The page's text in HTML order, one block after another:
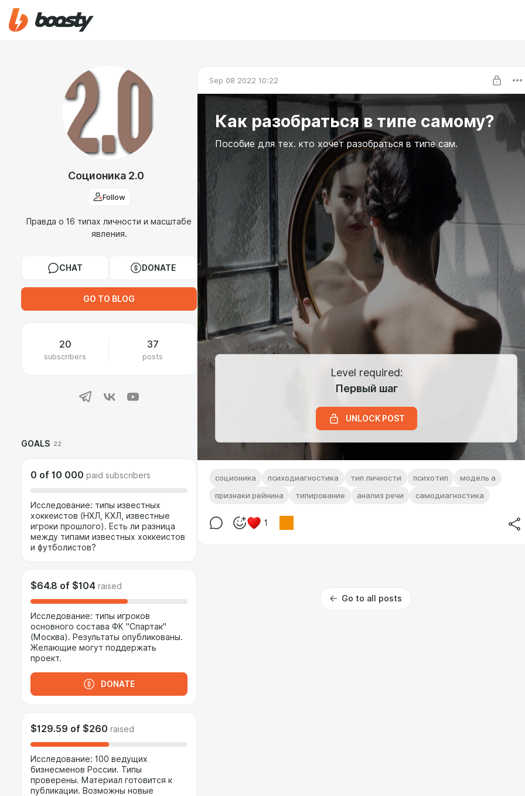
Соционика 2.0
Follow
Правда о 16 типах личности и масштабе
явления.
CHAT DONATE
GO TO BLOG
20
subscribers
37
posts
GOALS 22
0 of 10 000 paid subscribers
Исследование: типы известных
хоккеистов (НХЛ, КХЛ, известные
игроки прошлого). Есть ли разница
между типами известных хоккеистов
и футболистов?
$64.8 of $104 raised
Исследование: типы игроков
основного состава ФК "Спартак"
(Москва). Результаты опубликованы.
Желающие могут поддержать
проект.
DONATE
$129.59 of $260 raised
Исследование: 100 ведущих
бизнесменов России. Типы
проверены. Материал готовится к
публикации. Возможны новые
Sep 08 2022 10:22
Как разобраться в типе самому?
Пособие для тех. кто хочет разобраться в типе сам.
Level required:
Первый шаг
UNLOCK POST
соционика психодиагностика тип личности психотип
модель а
признаки рейнина
типирование анализ речи самодиагностика
1
Go to all posts